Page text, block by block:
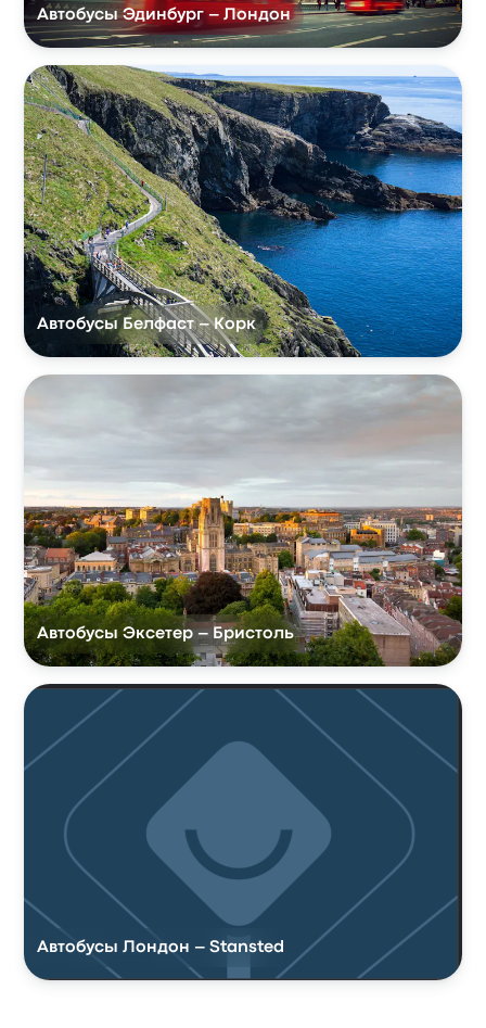
Автобусы Эдинбург – Лондон
Автобусы Белфаст – Корк
Автобусы Эксетер – Бристоль
Автобусы Лондон – Stansted